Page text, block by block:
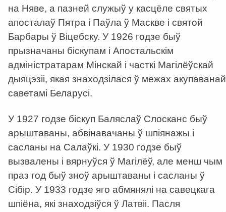
на Няве, а пазней служыў у касцёле святых
апосталаў Пятра і Паўла ў Маскве і святой
Барбары ў Віцебску. У 1926 годзе быў
прызначаны біскупам і Апостальскім
адміністратарам Мінскай і часткі Магілёўскай
дыяцэзіі, якая знаходзілася ў межах акупаванай
саветамі Беларусі.
У 1927 годзе біскуп Баляслаў Слосканс быў
арыштаваны, абвінавачаны ў шпіянажы і
сасланы на Салаўкі. У 1930 годзе быў
вызвалены і вярнуўся ў Магілёў, але менш чым
праз год быў зноў арыштаваны і сасланы ў
Сібір. У 1933 годзе яго абмянялі на савецкага
шпіёна, які знаходзіўся ў Латвіі. Пасля